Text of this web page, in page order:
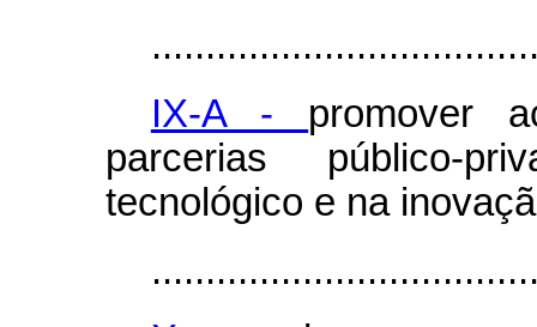
IX-A - promover
parcerias público-
tecnológico e na